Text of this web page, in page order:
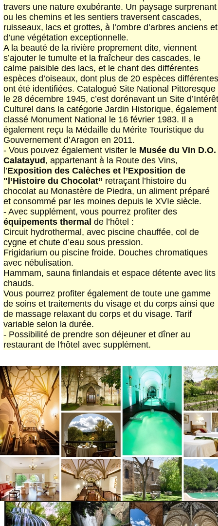
travers une nature exubérante. Un paysage surprenant
ou les chemins et les sentiers traversent cascades,
ruisseaux, lacs et grottes, à l’ombre d’arbres anciens et
d’une végétation exceptionnelle.
A la beauté de la rivière proprement dite, viennent
s’ajouter le tumulte et la fraîcheur des cascades, le
calme paisible des lacs, et le chant des différentes
espèces d’oiseaux, dont plus de 20 espèces différentes
ont été identifiées. Catalogué Site National Pittoresque
le 28 décembre 1945, c’est dorénavant un Site d’Intérêt
Culturel dans la catégorie Jardin Historique, également
classé Monument National le 16 février 1983. Il a
également reçu la Médaille du Mérite Touristique du
Gouvernement d’Aragon en 2011.
- Vous pouvez également visiter le Musée du Vin D.O.
Calatayud, appartenant à la Route des Vins,
l’Exposition des Calèches et l’Exposition de
"l’Histoire du Chocolat” retraçant l’histoire du
chocolat au Monastère de Piedra, un aliment préparé
et consommé par les moines depuis le XVIe siècle.
- Avec supplément, vous pourrez profiter des
équipements thermal de l’hôtel :
Circuit hydrothermal, avec piscine chauffée, col de
cygne et chute d’eau sous pression.
Frigidarium ou piscine froide. Douches chromatiques
avec nébulisation.
Hammam, sauna finlandais et espace détente avec lits
chauds.
Vous pourrez profiter également de toute une gamme
de soins et traitements du visage et du corps ainsi que
de massage relaxant du corps et du visage. Tarif
variable selon la durée.
- Possibilité de prendre son déjeuner et dîner au
restaurant de l'hôtel avec supplément.